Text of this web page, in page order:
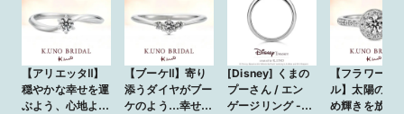
【アリエッタⅡ】
穏やかな幸せを運
ぶよう、心地よく
【ブーケⅡ】寄り
添うダイヤがブー
ケのよう…幸せな
[Disney] くまの
プーさん / エン
ゲージリング -
【フラワーサ
ル】太陽の光
め輝きを放っ